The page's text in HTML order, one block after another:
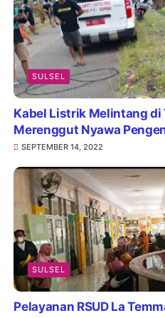
SULSEL
Kabel Listrik Melintang di
Merenggut Nyawa
SEPTEMBER 14, 2022
SULSEL
Pelayanan RSUD La